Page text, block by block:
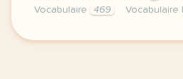
Vocabulaire
469 Vocabulaire
image pixabay comvoici